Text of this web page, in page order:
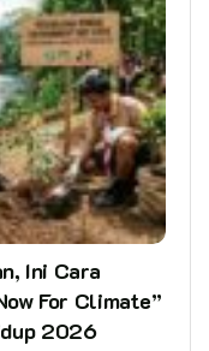
Ini Cara
For Climate”
2026